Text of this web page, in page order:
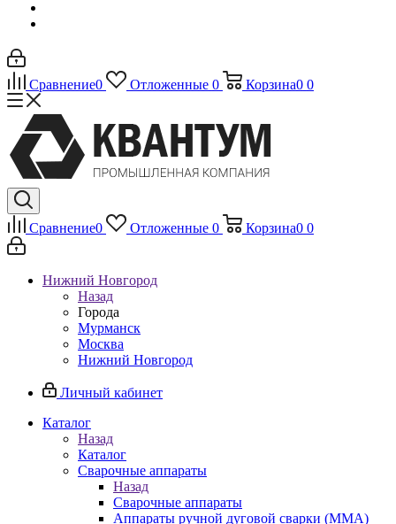
Сравнение0 Отложенные 0 Корзина0 0
Сравнение0 Отложенные 0 Корзина0 0
Нижний Новгород
Назад
Города
Мурманск
Москва
Нижний Новгород
Личный кабинет
Каталог
Назад
Каталог
Сварочные аппараты
Назад
Сварочные аппараты
Аппараты ручной дуговой сварки (MMA)